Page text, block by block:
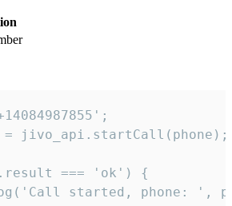
jivo_api.startCall(phone);
=== 'ok') {
started, phone: ',